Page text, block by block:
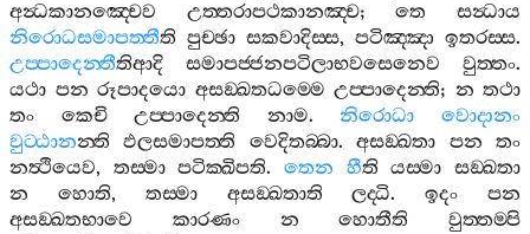
අන්‍ධකානඤ‍්චෙව
උත‍්තරාපථකානඤ‍්ච;තෙ
සන්‍ධාය
නිරොධසමාපත‍්තීති පුච‍්ඡා සකවාදිස‍්ස, පටිඤ‍්ඤා ඉතරස‍්ස.
උප‍්පාදෙන‍්තීතිආදි සමාපජ‍්ජනපටිලාභවසෙනෙව වුත‍්තං.
යථා පන රූපාදයො අසඞ‍්ඛතධම‍්මෙ උප‍්පාදෙන‍්ති; න තථා
තං
කෙචි උප‍්පාදෙන‍්ති නාම.නිරොධා
වොදානං
වුට‍්ඨානන‍්ති ඵලසමාපත‍්ති වෙදිතබ‍්බා.අසඞ‍්ඛතා පන
තං
නත්‍ථියෙව, තස‍්මා පටික‍්ඛිපති.තෙන හීති යස‍්මා සඞ‍්ඛතා
න
හොති, තස‍්මා අසඞ‍්ඛතාති ලද‍්ධි.ඉදං
පන
අසඞ‍්ඛතභාවෙ
කාරණං න හොතීති
වුත‍්තම‍්පි